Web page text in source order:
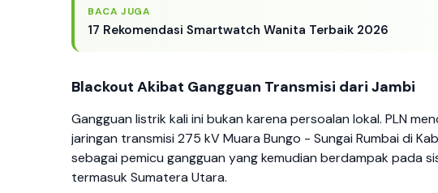
BACA JUGA
17 Rekomendasi Smartwatch Wanita Terbaik 2026
Blackout Akibat Gangguan Transmisi dari Jambi
Gangguan listrik kali ini bukan karena persoalan lokal. PLN
jaringan transmisi 275 kV Muara Bungo - Sungai Rumbai di
sebagai pemicu gangguan yang kemudian berdampak pada
termasuk Sumatera Utara.